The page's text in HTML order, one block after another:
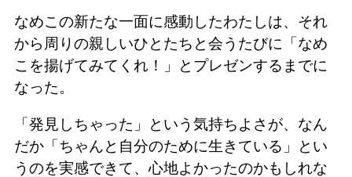
なめこの新たな一面に感動したわたしは、それ
から周りの親しいひとたちと会うたびに「なめ
こを揚げてみてくれ！」とプレゼンするまでに
なった。
「発見しちゃった」という気持ちよさが、なん
だか「ちゃんと自分のために生きている」とい
うのを実感できて、心地よかったのかもしれな